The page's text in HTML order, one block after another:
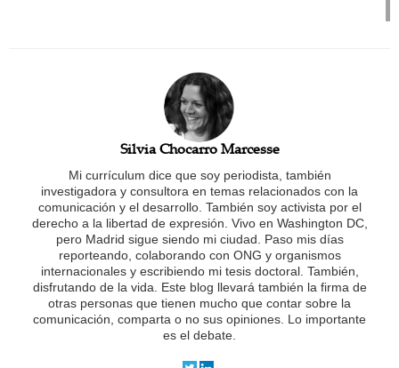
Silvia Chocarro Marcesse
Mi currículum dice que soy periodista, también
investigadora y consultora en temas relacionados con la
comunicación y el desarrollo. También soy activista por el
derecho a la libertad de expresión. Vivo en Washington DC,
pero Madrid sigue siendo mi ciudad. Paso mis días
reporteando, colaborando con ONG y organismos
internacionales y escribiendo mi tesis doctoral. También,
disfrutando de la vida. Este blog llevará también la firma de
otras personas que tienen mucho que contar sobre la
comunicación, comparta o no sus opiniones. Lo importante
es el debate.